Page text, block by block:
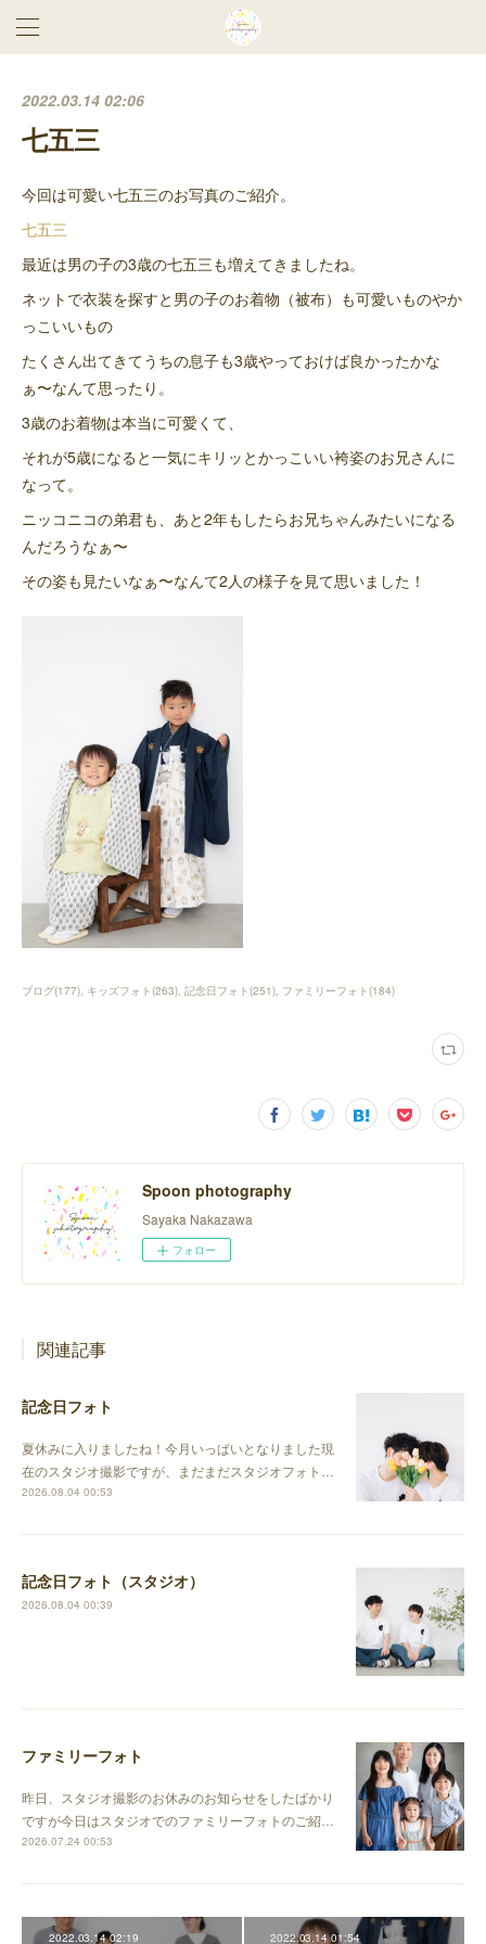
2022.03.14 02:06
七五三
今回は可愛い七五三のお写真のご紹介。
七五三
最近は男の子の3歳の七五三も増えてきましたね。
ネットで衣装を探すと男の子のお着物（被布）も可愛いものやか
っこいいもの
たくさん出てきてうちの息子も3歳やっておけば良かったかな
ぁ〜なんて思ったり。
3歳のお着物は本当に可愛くて、
それが5歳になると一気にキリッとかっこいい袴姿のお兄さんに
なって。
ニッコニコの弟君も、あと2年もしたらお兄ちゃんみたいになる
んだろうなぁ〜
その姿も見たいなぁ〜なんて2人の様子を見て思いました！
ブログ(177) キッズフォト(263) 記念日フォト(251) ファミリーフォト(184)
Spoon photography
Sayaka Nakazawa
フォロー
関連記事
記念日フォト
夏休みに入りましたね！今月いっぱいとなりました現
在のスタジオ撮影ですが、まだまだスタジオフォト…
2026.08.04 00:53
記念日フォト（スタジオ）
2026.08.04 00:39
ファミリーフォト
昨日、スタジオ撮影のお休みのお知らせをしたばかり
ですが今日はスタジオでのファミリーフォトのご紹…
2026.07.24 00:53
2022.03.14 02:19 2022.03.14 01:54